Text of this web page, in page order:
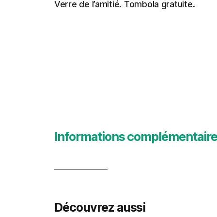
Verre de l’amitié. Tombola gratuite.
Informations
Découvrez aussi